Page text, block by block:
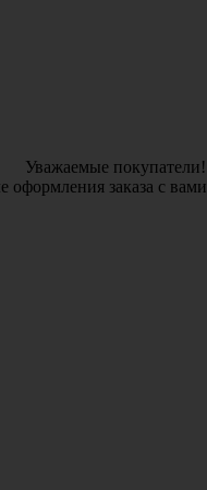
Уважаемые
оформления заказа с